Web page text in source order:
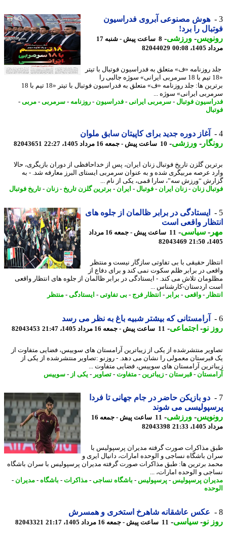
هوش مصنوعی آبروی فدراسیون
را برد!
-ورزشی-
8 ساعت پیش - شنبه 17
00:08
82044029
روزنامه «ف» متعلق به فدراسیون فوتبال با تیتر
«18 تیم با 18 سرمربی ایرانی» سوژه جالبی را
برترین ها: جلد روزنامه «ف» متعلق به فدراسیون فوتبال با تیتر «18 تیم با 18
ایرانی» سوژه ...
فوتبال-سرمربی ایرانی- فدراسیون-روزنامه -سرمربی- مربی-
آغاز دوره جدید برای کاپیتان سابق ملوان
-ورزشی-10 ساعت پیش - جمعه 16 مرداد 1405، 22:27 82043651
گلزن تاریخ فوتبال زنان ایران، پس از خداحافظی از دوران بازیگری، حالا
عرصه مربیگری شده و به عنوان سرمربی ایستای البرز معارفه شد. - به
“ورزش سه”، سارا قمی، یکی از نام ...
زنان -زنان ایران - فوتبال-ایران - برترین گلزن تاریخ- زنان -تاریخ فوتبال
ایستادگی در برابر ظالمان از جلوه های
واقعی است
-سیاسی-
11 ساعت پیش - جمعه 16 مرداد
82043469
حقیقی با بی تفاوتی سازگار نیست و منتظر
در برابر ظلم سکوت نمی کند و برای دفاع از
تلاش می کند. - ایستادگی در برابر ظالمان از جلوه های انتظار واقعی
اردستان-کارشناس ...
-واقعی -برابر- انتظار فرج -بی تفاوتی-ایستادگی-منتظر
آرامستانی که بیشتر شبیه باغ به نظر می رسد
نو- اجتماعی-11 ساعت پیش - جمعه 16 مرداد 1405، 21:47 82043453
منتشرشده از یکی از زیباترین آرامستان های سوییس، فضایی متفاوت از
معمولی را نشان می دهد. - روزنو :تصاویر منتشرشده از یکی از
آرامستان های سوییس، فضایی متفاوت ...
-قبرستان-زیباترین- متفاوت-تصاویر-یکی از-سوییس
دو بازیکن حاضر در جام جهانی تا فردا
می شوند
-ورزشی-
11 ساعت پیش - جمعه 16
21:33
82043398
مذاکرات صورت گرفته مدیران پرسپولیس با
باشگاه نساجی و الوحده امارات، دانیال ایری و
برترین ها: طبق مذاکرات صورت گرفته مدیران پرسپولیس با سران باشگاه
و الوحده امارات، ...
پرسپولیس-پرسپولیس-باشگاه نساجی-مذاکرات- باشگاه-مدیران-
عکس عاشقانه شاهرخ استخری و همسرش
نو- سیاسی-11 ساعت پیش - جمعه 16 مرداد 1405، 21:17 82043321